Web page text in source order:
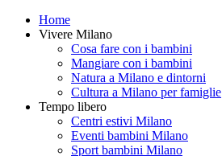
Home
Vivere Milano
Cosa fare con i bambini
Mangiare con i bambini
Natura a Milano e dintorni
Cultura a Milano per famiglie
Tempo libero
Centri estivi Milano
Eventi bambini Milano
Sport bambini Milano